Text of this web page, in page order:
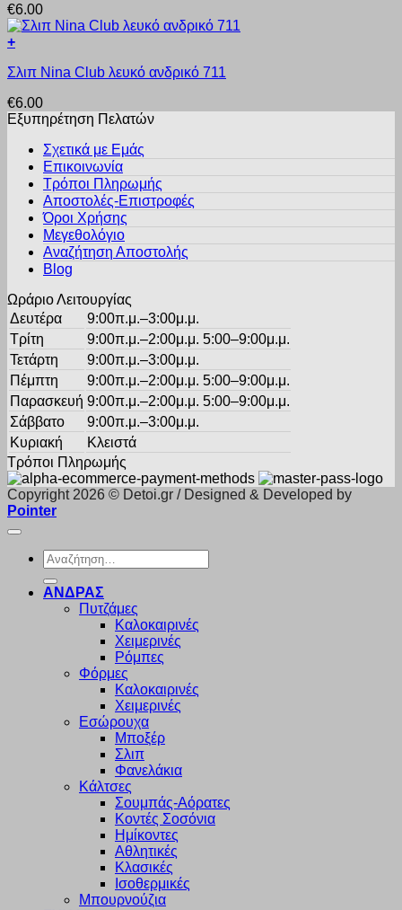
επιλεγούν
στη
σελίδα
του
προϊόντος
έχει
πολλαπλές
παραλλαγές.
επιλογές
να
επιλεγούν
σελίδα
προϊόντος
€6.00
+
το
έχει
πολλαπλές
επιλογές
μπορούν
επιλεγούν
σελίδα
Σλιπ Nina Club λευκό ανδρικό 711
€6.00
Εξυπηρέτηση Πελατών
Σχετικά με Εμάς
Επικοινωνία
Τρόποι Πληρωμής
Αποστολές-Επιστροφές
Όροι Χρήσης
Μεγεθολόγιο
Αναζήτηση Αποστολής
Blog
Ωράριο Λειτουργίας
Δευτέρα
9:00π.μ.–3:00μ.μ.
Τρίτη
9:00π.μ.–2:00μ.μ. 5:00–9:00μ.μ.
Τετάρτη
9:00π.μ.–3:00μ.μ.
Πέμπτη
9:00π.μ.–2:00μ.μ. 5:00–9:00μ.μ.
Παρασκευή 9:00π.μ.–2:00μ.μ. 5:00–9:00μ.μ.
Σάββατο
9:00π.μ.–3:00μ.μ.
Κυριακή
Κλειστά
Τρόποι Πληρωμής
Copyright 2026 © Detoi.gr / Designed & Developed by
Pointer
Αναζήτηση
για:
ΑΝΔΡΑΣ
Πυτζάμες
Καλοκαιρινές
Χειμερινές
Ρόμπες
Φόρμες
Καλοκαιρινές
Χειμερινές
Εσώρουχα
Μποξέρ
Σλιπ
Φανελάκια
Κάλτσες
Σουμπάς-Αόρατες
Κοντές Σοσόνια
Ημίκοντες
Αθλητικές
Κλασικές
Ισοθερμικές
Μπουρνούζια